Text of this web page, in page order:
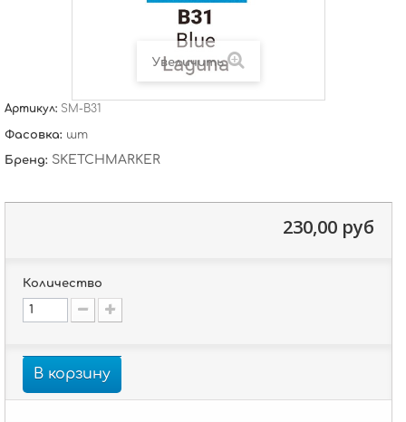
Увеличить
Артикул: SM-B31
Фасовка: шт
Бренд: SKETCHMARKER
230,00 руб
Количество
В корзину